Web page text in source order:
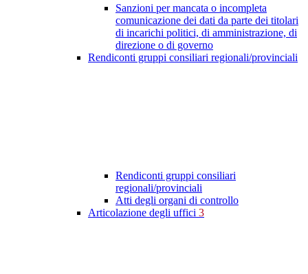
Sanzioni per mancata o incompleta
comunicazione dei dati da parte dei titolari
di incarichi politici, di amministrazione, di
direzione o di governo
Rendiconti gruppi consiliari regionali/provinciali
Rendiconti gruppi consiliari
regionali/provinciali
Atti degli organi di controllo
Articolazione degli uffici 3